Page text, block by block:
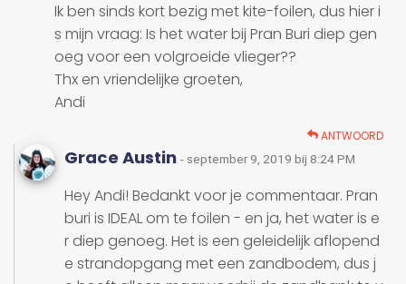
Ik ben sinds kort bezig met kite-foilen, dus hier i
s mijn vraag: Is het water bij Pran Buri diep gen
oeg voor een volgroeide vlieger??
Thx en vriendelijke groeten,
Andi
ANTWOORD
Grace Austin - september 9, 2019 bij 8:24 PM
Hey Andi! Bedankt voor je commentaar. Pran
buri is IDEAL om te foilen - en ja, het water is e
r diep genoeg. Het is een geleidelijk aflopend
e strandopgang met een zandbodem, dus j